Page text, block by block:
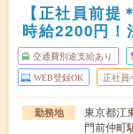
【正社員前提
時給2200円！
交通費別途支給あり
WEB登録OK 正社員
勤務地
東京都江
門前仲町